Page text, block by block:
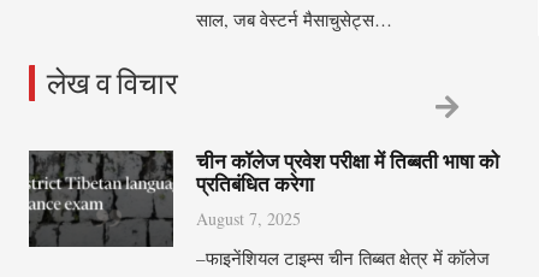
साल, जब वेस्टर्न मैसाचुसेट्स…
लेख व विचार
चीन कॉलेज प्रवेश परीक्षा में तिब्बती भाषा को
प्रतिबंधित करेगा
August 7, 2025
–फाइनेंशियल टाइम्स चीन तिब्बत क्षेत्र में कॉलेज